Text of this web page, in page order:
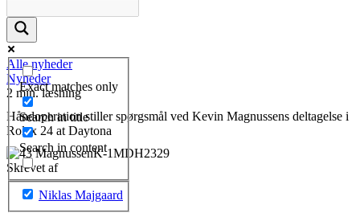
Exact matches only
Search in title
Search in content
Alle nyheder
Nyheder
2 min. læsning
Håndoperation stiller spørgsmål ved Kevin Magnussens deltagelse i
Rolex 24 at Daytona
Skrevet af
Niklas Majgaard